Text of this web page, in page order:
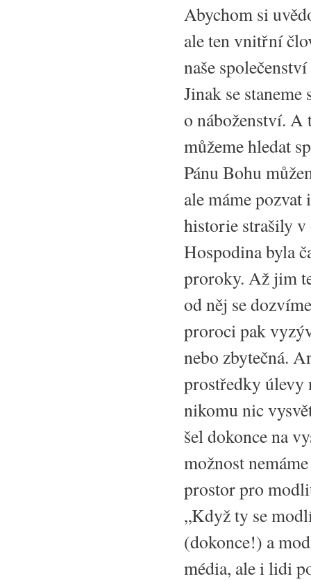
Abychom si
ale ten vnitřní
naše
Jinak se
o náboženství. A
můžeme hledat
Pánu Bohu
ale máme
historie strašily
Hospodina byla
proroky. Až jim
od něj se
proroci pak
nebo zbytečná.
prostředky úlevy
nikomu nic
šel dokonce na
možnost
prostor pro
„Když ty se
(dokonce!) a
média, ale i lidi